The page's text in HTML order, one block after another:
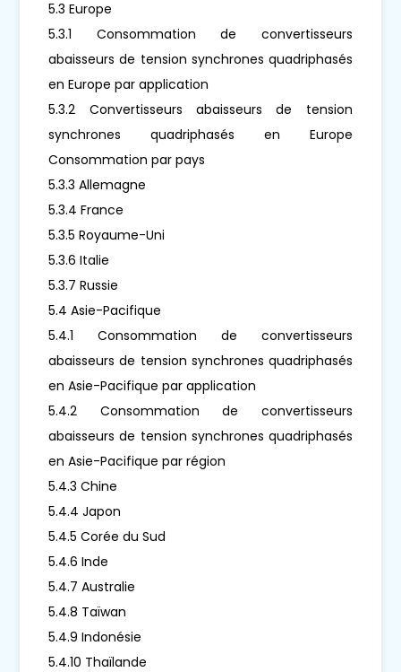
5.3 Europe
5.3.1 Consommation de convertisseurs
abaisseurs de tension synchrones quadriphasés
en Europe par application
5.3.2 Convertisseurs abaisseurs de tension
synchrones quadriphasés en Europe
Consommation par pays
5.3.3 Allemagne
5.3.4 France
5.3.5 Royaume-Uni
5.3.6 Italie
5.3.7 Russie
5.4 Asie-Pacifique
5.4.1 Consommation de convertisseurs
abaisseurs de tension synchrones quadriphasés
en Asie-Pacifique par application
5.4.2 Consommation de convertisseurs
abaisseurs de tension synchrones quadriphasés
en Asie-Pacifique par région
5.4.3 Chine
5.4.4 Japon
5.4.5 Corée du Sud
5.4.6 Inde
5.4.7 Australie
5.4.8 Taïwan
5.4.9 Indonésie
5.4.10 Thaïlande